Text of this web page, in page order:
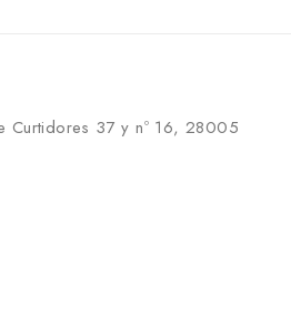
Curtidores 37 y nº 16, 28005